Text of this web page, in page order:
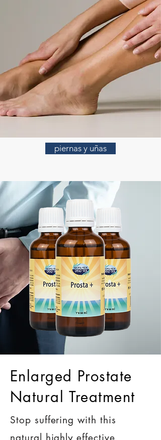
piernas y uñas
Enlarged Prostate
Natural Treatment
Stop suffering with this